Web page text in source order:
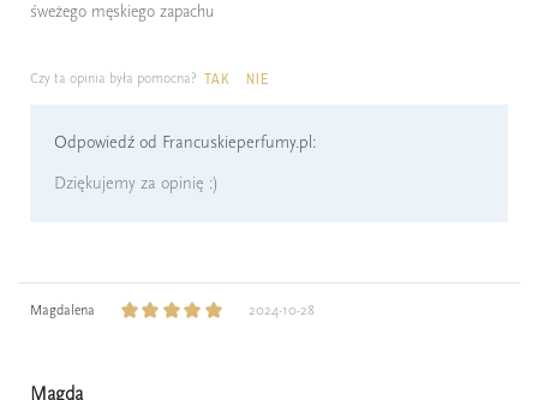
śweżego męskiego zapachu
Czy ta opinia była pomocna? TAK NIE
Odpowiedź od Francuskieperfumy.pl:
Dziękujemy za opinię :)
Magdalena 2024-10-28
Magda